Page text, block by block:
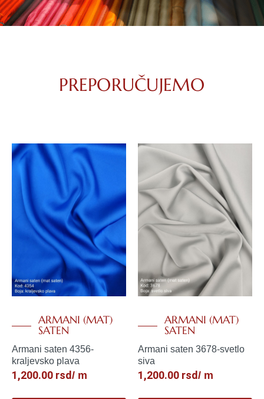
PREPORUČUJEMO
ARMANI (MAT)
SATEN
Armani saten 4356-
kraljevsko plava
1,200.00 rsd/ m
ARMANI (MAT)
SATEN
Armani saten 3678-svetlo
siva
1,200.00 rsd/ m